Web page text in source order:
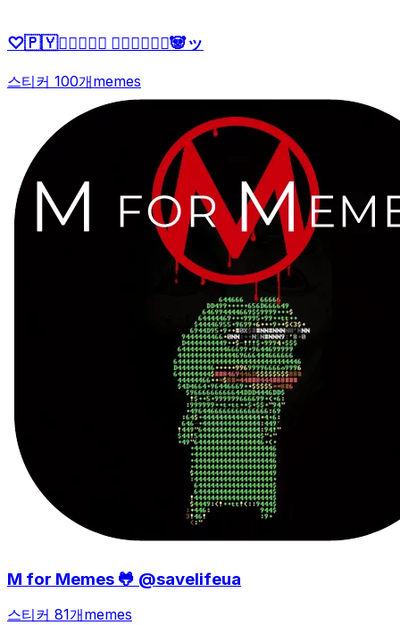
♡🇵🇾ッ⃝⃕⃕⃕‌ 𝙉𝙖𝙩𝙩𝙮♛🐼ッ
스티커 100개memes
M for Memes 🐸 @savelifeua
스티커 81개memes